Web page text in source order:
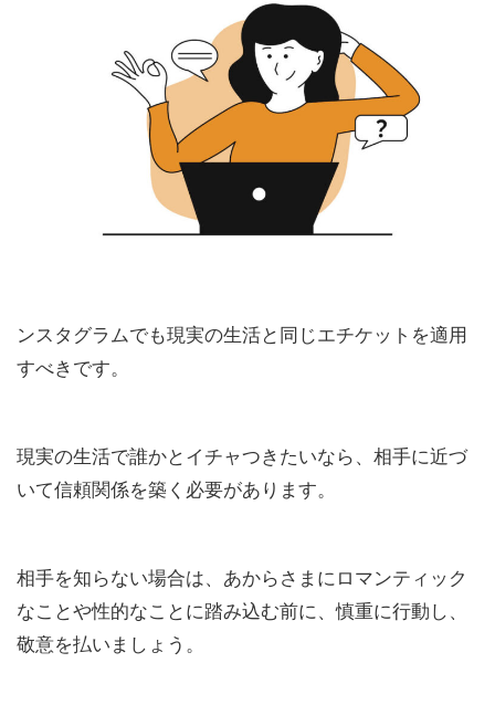
ンスタグラムでも現実の生活と同じエチケットを適用
すべきです。
現実の生活で誰かとイチャつきたいなら、相手に近づ
いて信頼関係を築く必要があります。
相手を知らない場合は、あからさまにロマンティック
なことや性的なことに踏み込む前に、慎重に行動し、
敬意を払いましょう。